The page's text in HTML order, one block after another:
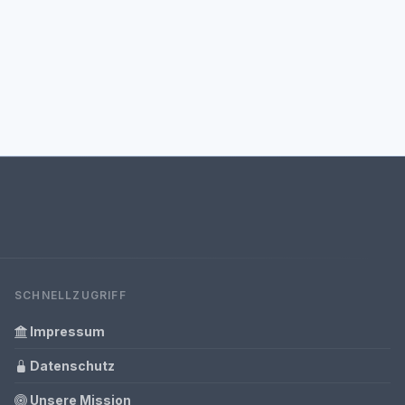
SCHNELLZUGRIFF
Impressum
Datenschutz
Unsere Mission